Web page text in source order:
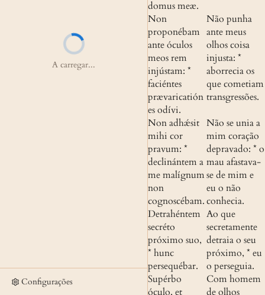
A carregar...
Configurações
domus meæ.
Non
proponébam
ante óculos
meos rem
injústam: *
faciéntes
prævaricatión
es odívi.
Não punha
ante meus
olhos coisa
injusta: *
aborrecia os
que cometiam
transgressões.
Non adhǽsit
mihi cor
pravum: *
declinántem a
me malígnum
non
cognoscébam.
Não se unia a
mim coração
depravado: * o
mau afastava-
se de mim e
eu o não
conhecia.
Detrahéntem
secréto
próximo suo,
* hunc
persequébar.
Ao que
secretamente
detraia o seu
próximo, * eu
o perseguia.
Supérbo
óculo, et
Com homem
de olhos